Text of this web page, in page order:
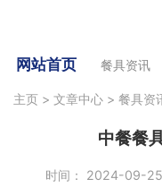
网站首页 餐具资讯
主页 > 文章中心 > 餐具资
中餐餐
时间： 2024-09-